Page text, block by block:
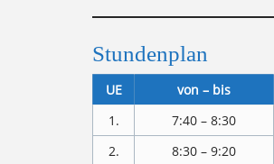
Stundenplan
UE von – bis
1.
7:40 – 8:30
2.
8:30 – 9:20